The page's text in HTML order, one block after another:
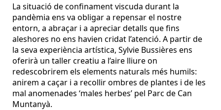
La situació de confinament viscuda durant la
pandèmia ens va obligar a repensar el nostre
entorn, a abraçar i a apreciar detalls que fins
aleshores no ens havien cridat l’atenció. A partir de
la seva experiència artística, Sylvie Bussières ens
oferirà un taller creatiu a l’aire lliure on
redescobrirem els elements naturals més humils:
anirem a caçar i a recollir ombres de plantes i de les
mal anomenades ‘males herbes’ pel Parc de Can
Muntanyà.